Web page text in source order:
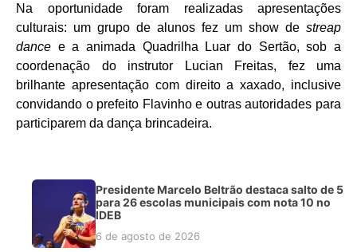
Na oportunidade foram realizadas apresentações
culturais: um grupo de alunos fez um show de streap
dance e a animada Quadrilha Luar do Sertão, sob a
coordenação do instrutor Lucian Freitas, fez uma
brilhante apresentação com direito a xaxado, inclusive
convidando o prefeito Flavinho e outras autoridades para
participarem da dança brincadeira.
Presidente Marcelo Beltrão destaca salto de 5
para 26 escolas municipais com nota 10 no
IDEB
6 de agosto de 2026